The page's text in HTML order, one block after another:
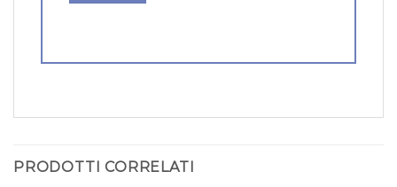
PRODOTTI CORRELATI